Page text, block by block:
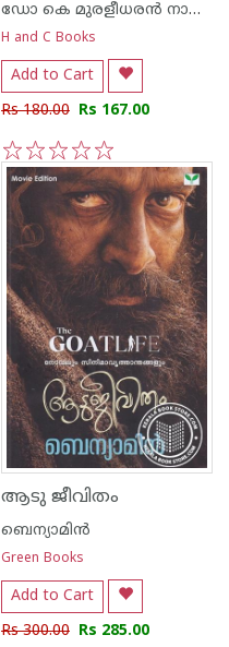
ഡോ കെ മുരളീധരന്‍ നായര്‍ വെള്ളയമ്പലം
H and C Books
Add to Cart
Rs 180.00 Rs 167.00
5
4
3
2
1
ആടു ജീവിതം
ബെന്യാമിന്‍
Green Books
Add to Cart
Rs 300.00 Rs 285.00